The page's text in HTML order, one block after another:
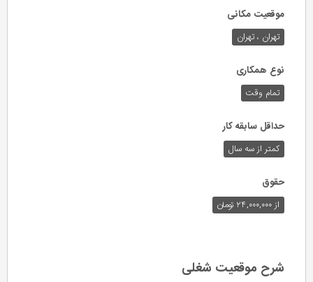
موقعیت مکانی
تهران ، تهران
نوع همکاری
تمام وقت
حداقل سابقه کار
کمتر از سه سال
حقوق
از ۲۴,۰۰۰,۰۰۰ تومان
شرح موقعیت شغلی